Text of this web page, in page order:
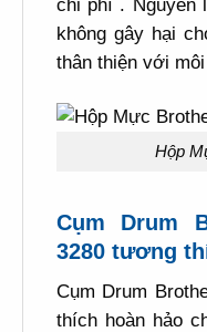
chi phí . Nguyên
không gây hại
thân thiện với
Hộp
Cụm Drum
3280 tương
Cụm Drum
thích hoàn hảo